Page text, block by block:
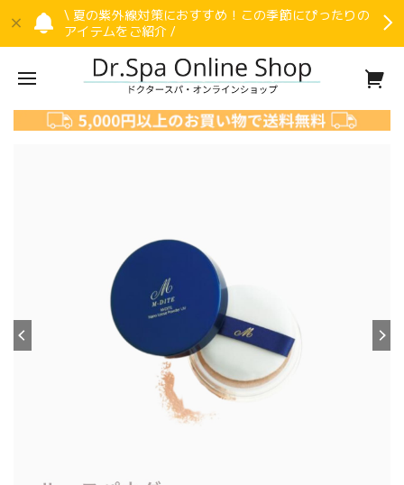
\ 夏の紫外線対策におすすめ！この季節にぴったりの
アイテムをご紹介 /